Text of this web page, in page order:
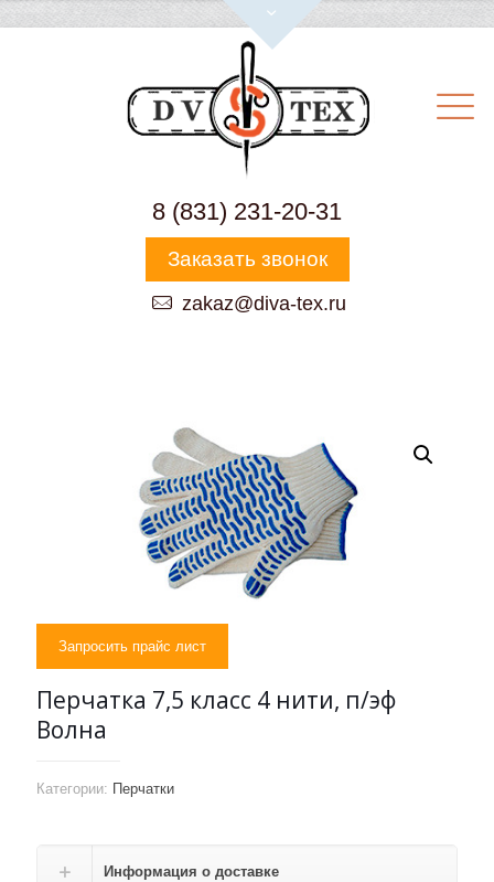
8 (831) 231-20-31
Заказать звонок
zakaz@diva-tex.ru
Запросить прайс лист
Перчатка 7,5 класс 4 нити, п/эф
Волна
Категории: Перчатки
Информация о доставке